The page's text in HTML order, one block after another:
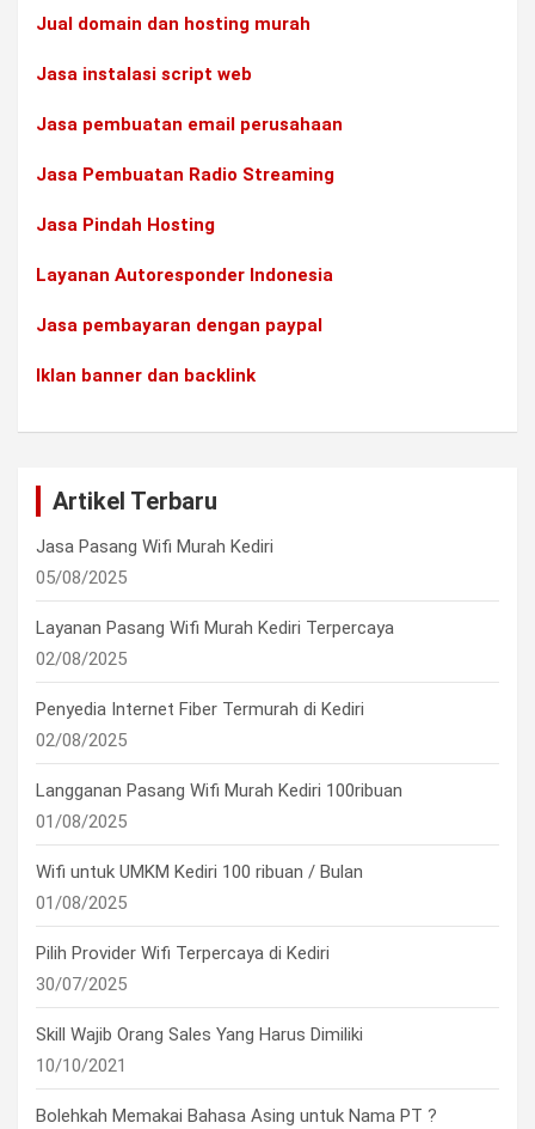
Jual domain dan hosting murah
Jasa instalasi script web
Jasa pembuatan email perusahaan
Jasa Pembuatan Radio Streaming
Jasa Pindah Hosting
Layanan Autoresponder Indonesia
Jasa pembayaran dengan paypal
Iklan banner dan backlink
Artikel Terbaru
Jasa Pasang Wifi Murah Kediri
05/08/2025
Layanan Pasang Wifi Murah Kediri Terpercaya
02/08/2025
Penyedia Internet Fiber Termurah di Kediri
02/08/2025
Langganan Pasang Wifi Murah Kediri 100ribuan
01/08/2025
Wifi untuk UMKM Kediri 100 ribuan / Bulan
01/08/2025
Pilih Provider Wifi Terpercaya di Kediri
30/07/2025
Skill Wajib Orang Sales Yang Harus Dimiliki
10/10/2021
Bolehkah Memakai Bahasa Asing untuk Nama PT ?